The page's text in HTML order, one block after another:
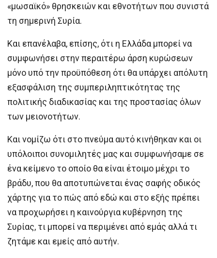
«μωσαϊκό» θρησκειών και εθνοτήτων που συνιστά
τη σημερινή Συρία.
Και επανέλαβα, επίσης, ότι η Ελλάδα μπορεί να
συμφωνήσει στην περαιτέρω άρση κυρώσεων
μόνο υπό την προϋπόθεση ότι θα υπάρχει απόλυτη
εξασφάλιση της συμπεριληπτικότητας της
πολιτικής διαδικασίας και της προστασίας όλων
των μειονοτήτων.
Και νομίζω ότι στο πνεύμα αυτό κινήθηκαν και οι
υπόλοιποι συνομιλητές μας και συμφωνήσαμε σε
ένα κείμενο το οποίο θα είναι έτοιμο μέχρι το
βράδυ, που θα αποτυπώνεται ένας σαφής οδικός
χάρτης για το πώς από εδώ και στο εξής πρέπει
να προχωρήσει η καινούργια κυβέρνηση της
Συρίας, τι μπορεί να περιμένει από εμάς αλλά τι
ζητάμε και εμείς από αυτήν.